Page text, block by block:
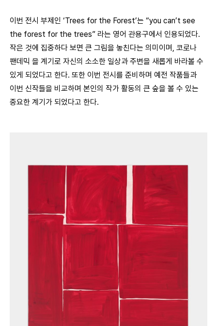
이번 전시 부제인 ‘Trees for the Forest’는 “you can’t see
the forest for the trees” 라는 영어 관용구에서 인용되었다.
작은 것에 집중하다 보면 큰 그림을 놓친다는 의미이며, 코로나
팬데믹 을 계기로 자신의 소소한 일상과 주변을 새롭게 바라볼 수
있게 되었다고 한다. 또한 이번 전시를 준비하며 예전 작품들과
이번 신작들을 비교하며 본인의 작가 활동의 큰 숲을 볼 수 있는
중요한 계기가 되었다고 한다.